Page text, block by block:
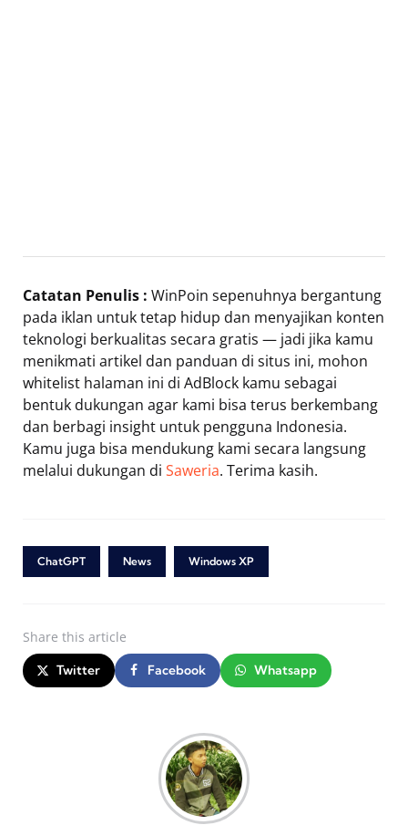
Catatan Penulis : WinPoin sepenuhnya bergantung
pada iklan untuk tetap hidup dan menyajikan konten
teknologi berkualitas secara gratis — jadi jika kamu
menikmati artikel dan panduan di situs ini, mohon
whitelist halaman ini di AdBlock kamu sebagai
bentuk dukungan agar kami bisa terus berkembang
dan berbagi insight untuk pengguna Indonesia.
Kamu juga bisa mendukung kami secara langsung
melalui dukungan di Saweria. Terima kasih.
ChatGPT News Windows XP
Share this article
Twitter Facebook Whatsapp